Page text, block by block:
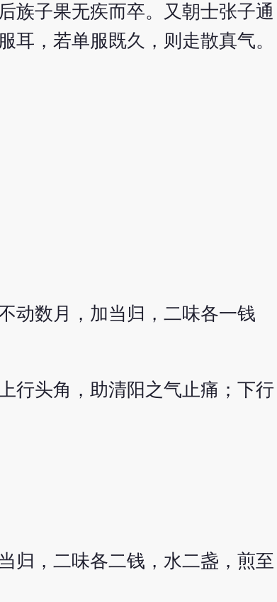
族子果无疾而卒。又朝士张子通
耳，若单服既久，则走散真气。
动数月，加当归，二味各一钱
行头角，助清阳之气止痛；下行
归，二味各二钱，水二盏，煎至